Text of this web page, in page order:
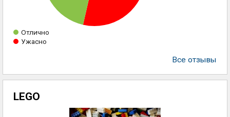
Отлично
Ужасно
Все отзывы
LEGO